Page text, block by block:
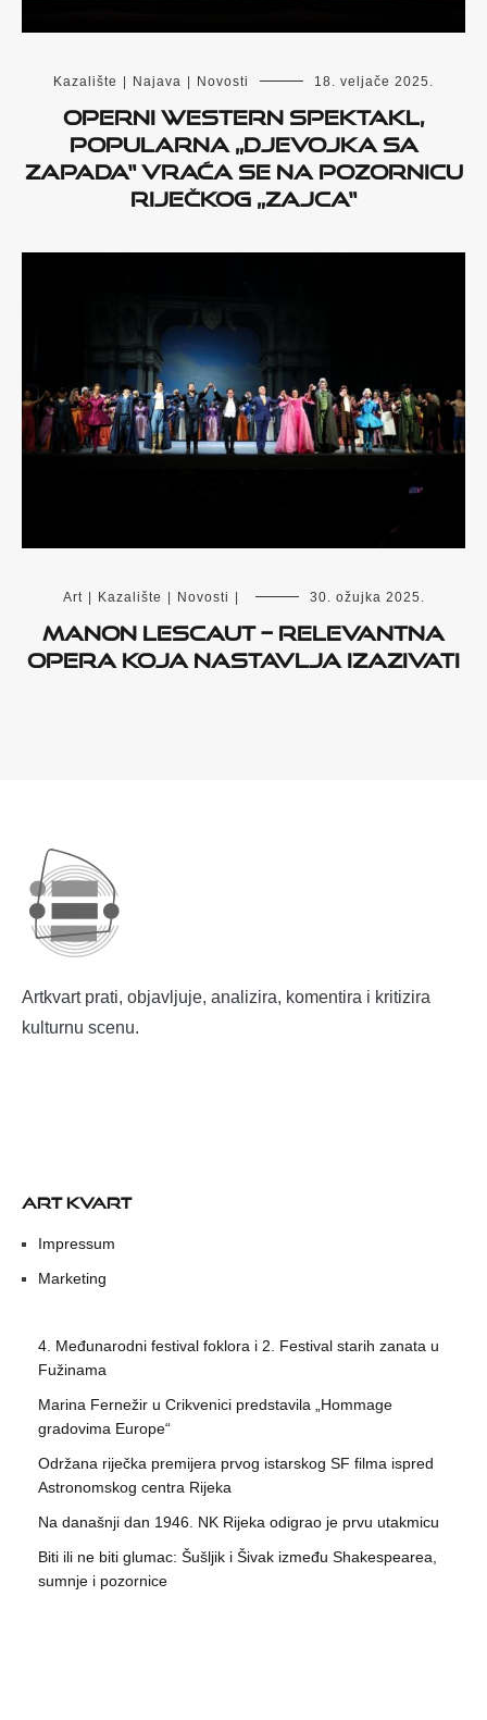
Kazalište Najava Novosti 18. veljače 2025.
Operni western spektakl,
popularna „Djevojka sa
Zapada“ vraća se na pozornicu
riječkog „Zajca“
Art Kazalište Novosti 30. ožujka 2025.
Manon Lescaut – relevantna
opera koja nastavlja izazivati
Artkvart prati, objavljuje, analizira, komentira i kritizira
kulturnu scenu.
ART KVART
Impressum
Marketing
4. Međunarodni festival foklora i 2. Festival starih zanata u
Fužinama
Marina Fernežir u Crikvenici predstavila „Hommage
gradovima Europe“
Održana riječka premijera prvog istarskog SF filma ispred
Astronomskog centra Rijeka
Na današnji dan 1946. NK Rijeka odigrao je prvu utakmicu
Biti ili ne biti glumac: Šušljik i Šivak između Shakespearea,
sumnje i pozornice